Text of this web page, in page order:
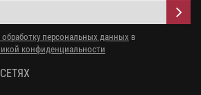
обработку персональных данных в
конфиденциальности